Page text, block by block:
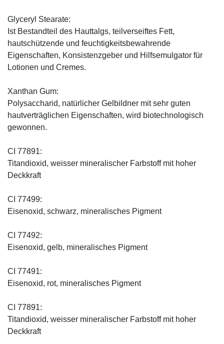
Glyceryl Stearate:
Ist Bestandteil des Hauttalgs, teilverseiftes Fett,
hautschützende und feuchtigkeitsbewahrende
Eigenschaften, Konsistenzgeber und Hilfsemulgator für
Lotionen und Cremes.
Xanthan Gum:
Polysaccharid, natürlicher Gelbildner mit sehr guten
hautverträglichen Eigenschaften, wird biotechnologisch
gewonnen.
CI 77891:
Titandioxid, weisser mineralischer Farbstoff mit hoher
Deckkraft
CI 77499:
Eisenoxid, schwarz, mineralisches Pigment
CI 77492:
Eisenoxid, gelb, mineralisches Pigment
CI 77491:
Eisenoxid, rot, mineralisches Pigment
CI 77891:
Titandioxid, weisser mineralischer Farbstoff mit hoher
Deckkraft